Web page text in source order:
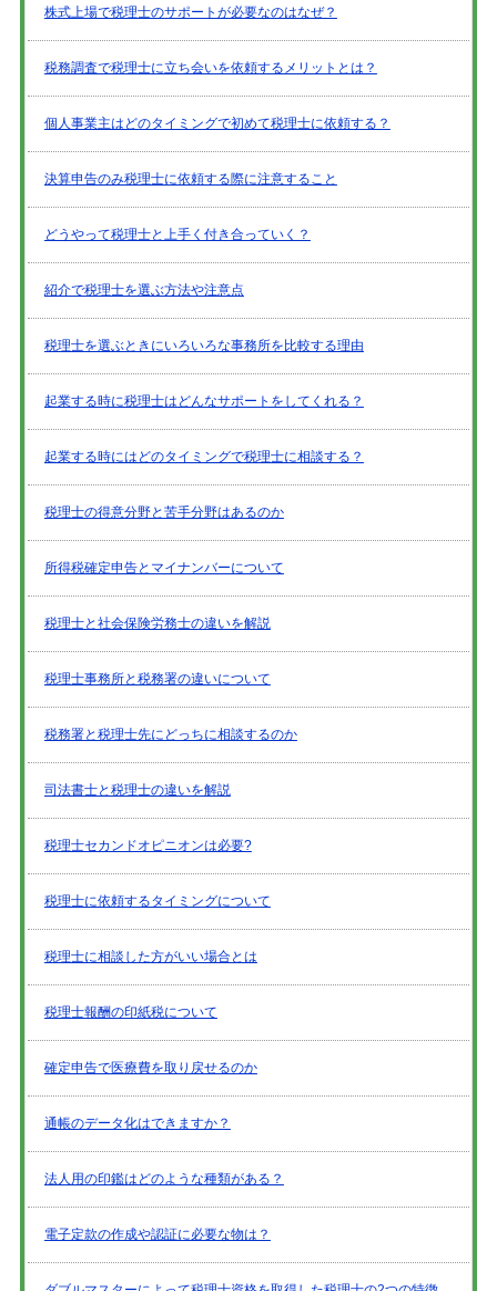
株式上場で税理士のサポートが必要なのはなぜ？
税務調査で税理士に立ち会いを依頼するメリットとは？
個人事業主はどのタイミングで初めて税理士に依頼する？
決算申告のみ税理士に依頼する際に注意すること
どうやって税理士と上手く付き合っていく？
紹介で税理士を選ぶ方法や注意点
税理士を選ぶときにいろいろな事務所を比較する理由
起業する時に税理士はどんなサポートをしてくれる？
起業する時にはどのタイミングで税理士に相談する？
税理士の得意分野と苦手分野はあるのか
所得税確定申告とマイナンバーについて
税理士と社会保険労務士の違いを解説
税理士事務所と税務署の違いについて
税務署と税理士先にどっちに相談するのか
司法書士と税理士の違いを解説
税理士セカンドオピニオンは必要?
税理士に依頼するタイミングについて
税理士に相談した方がいい場合とは
税理士報酬の印紙税について
確定申告で医療費を取り戻せるのか
通帳のデータ化はできますか？
法人用の印鑑はどのような種類がある？
電子定款の作成や認証に必要な物は？